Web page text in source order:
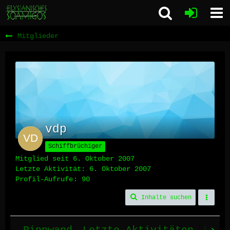
Mitglieder
vdp
Schiffbrüchiger
Mitglied seit 6. Oktober 2007
Letzte Aktivität: 6. Oktober 2007
Profil-Aufrufe
90
Inhalte suchen